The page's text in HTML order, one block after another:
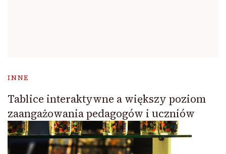
INNE
Tablice interaktywne a większy poziom
zaangażowania pedagogów i uczniów